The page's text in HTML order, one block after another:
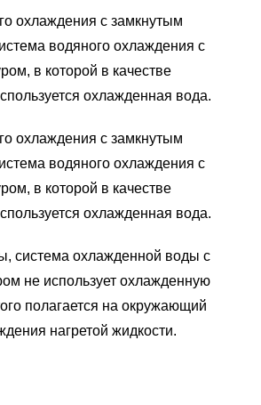
охлаждения с замкнутым
водяного охлаждения с
в которой в качестве
охлажденная вода.
охлаждения с замкнутым
водяного охлаждения с
в которой в качестве
охлажденная вода.
система охлажденной воды с
не использует охлажденную
полагается на окружающий
нагретой жидкости.